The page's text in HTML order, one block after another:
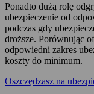
Ponadto dużą rolę
ubezpieczenie od
podczas gdy
droższe. Porównując
odpowiedni zakres
koszty do minimum.
Oszczędzasz na